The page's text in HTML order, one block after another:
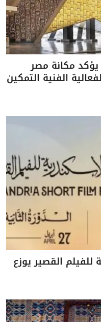
مكانة مصر
الفنية التمكين
القصير يوزع